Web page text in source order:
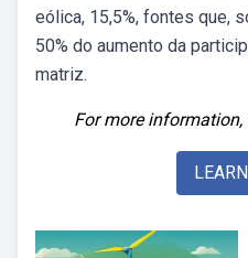
eólica, 15,5%, fontes que,
50% do aumento da
matriz.
For more